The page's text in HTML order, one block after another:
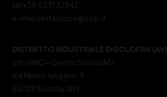
tel +39 0571 32542
e-mail santacroce@ssip.it
DISTRETTO INDUSTRIALE DI SOLOFRA (AV)
c/o UNIC – Centro Servizi ASI
Via Melito Iangano, 9
83029 Solofra (AV)